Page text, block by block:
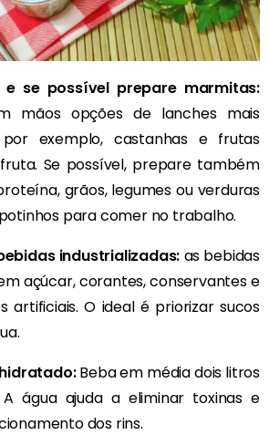
e se possível prepare marmitas:
mãos opções de lanches mais
por exemplo, castanhas e frutas
Se possível, prepare também
grãos, legumes ou verduras
para comer no trabalho.
industrializadas: as bebidas
açúcar, corantes, conservantes e
artificiais. O ideal é priorizar sucos
Beba em média dois litros
água ajuda a eliminar toxinas e
dos rins.